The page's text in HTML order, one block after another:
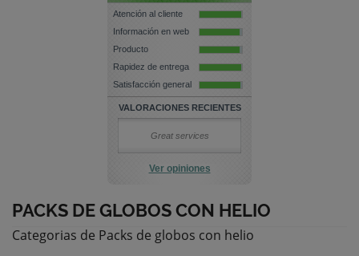
Atención al cliente
Información en web
Producto
Rapidez de entrega
Satisfacción general
VALORACIONES RECIENTES
Great services
Ver opiniones
PACKS DE GLOBOS CON HELIO
Categorias de Packs de globos con helio